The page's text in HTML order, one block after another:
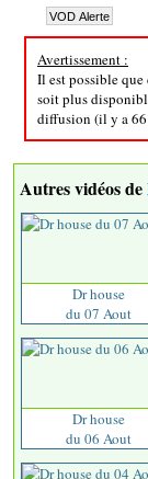
Avertissement :
Il est possible que
soit plus
diffusion (il y a
Autres vidéos de
Dr house
du 07 Aout
Dr house
du 06 Aout